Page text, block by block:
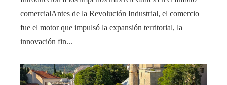
comercialAntes de la Revolución Industrial, el comercio
fue el motor que impulsó la expansión territorial, la
innovación fin...